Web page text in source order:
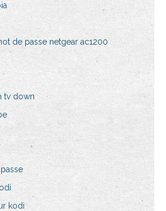
de passe netgear ac1200
tv down
kodi